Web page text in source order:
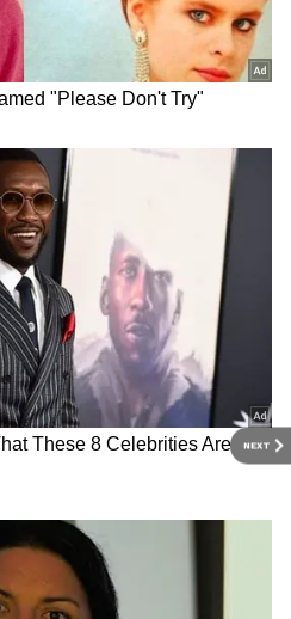
NEXT
என்னை
முடியாது என
ஏற்கெனவே
அட்டூழியங்களை
உச்சத்தில்
வந்துள்ள
ஆட்சியரும்
உண்மையை
எடுக்க முற்பட்ட
அளிப்பேன் என